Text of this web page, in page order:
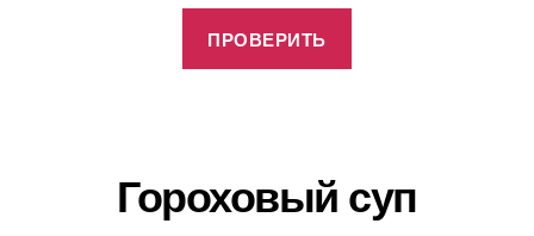
Гороховый суп